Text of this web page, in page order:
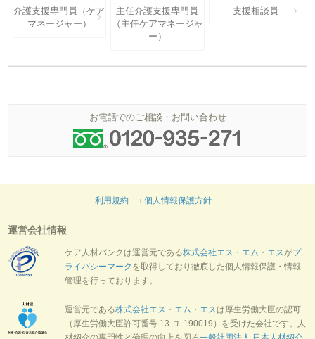
介護支援専門員（ケア
マネージャー）
主任介護支援専門員
（主任ケアマネージャ
ー）
支援相談員
お電話でのご相談・お問い合わせ
利用規約 個人情報保護方針
運営会社情報
ケア人材バンクは運営元である株式会社エス・エム・エスがプ
ライバシーマーク を取得しており徹底した個人情報保護・情報
管理を行っております。
運営元である株式会社エス・エム・エスは厚生労働大臣の認可
（厚生労働大臣許可番号 13-ユ-190019）を受けた会社です。人